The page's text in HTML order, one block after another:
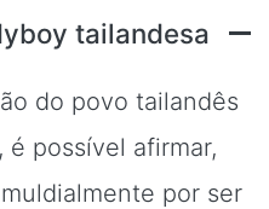
tailandesa
do povo tailandês
possível afirmar,
por ser